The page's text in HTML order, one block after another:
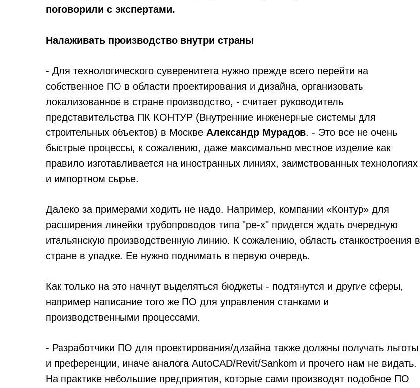
поговорили с экспертами.
Налаживать производство внутри страны
- Для технологического суверенитета нужно прежде всего перейти на
собственное ПО в области проектирования и дизайна, организовать
локализованное в стране производство, - считает руководитель
представительства ПК КОНТУР (Внутренние инженерные системы для
строительных объектов) в Москве Александр Мурадов. - Это все не очень
быстрые процессы, к сожалению, даже максимально местное изделие как
правило изготавливается на иностранных линиях, заимствованных технологиях
и импортном сырье.
Далеко за примерами ходить не надо. Например, компании «Контур» для
расширения линейки трубопроводов типа "pe-x" придется ждать очередную
итальянскую производственную линию. К сожалению, область станкостроения в
стране в упадке. Ее нужно поднимать в первую очередь.
Как только на это начнут выделяться бюджеты - подтянутся и другие сферы,
например написание того же ПО для управления станками и
производственными процессами.
- Разработчики ПО для проектирования/дизайна также должны получать льготы
и преференции, иначе аналога AutoCAD/Revit/Sankom и прочего нам не видать.
На практике небольшие предприятия, которые сами производят подобное ПО